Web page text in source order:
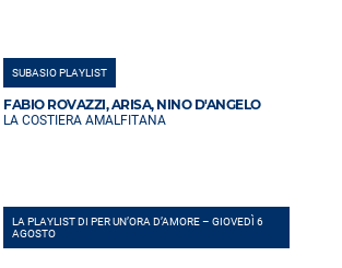
SUBASIO PLAYLIST
FABIO ROVAZZI, ARISA, NINO D'ANGELO
LA COSTIERA AMALFITANA
LA PLAYLIST DI PER UN’ORA D’AMORE – GIOVEDÌ 6
AGOSTO